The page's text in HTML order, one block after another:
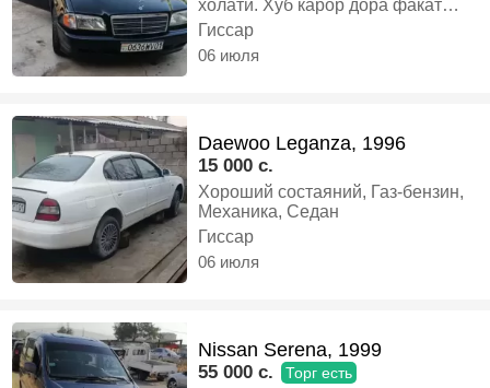
холати. Хуб карор дора факат
мегири хай мекни, Газ-бензин,
Автомат, Седан
Гиссар
06 июля
Daewoo Leganza, 1996
15 000 c.
Хороший состаяний, Газ-бензин,
Механика, Седан
Гиссар
06 июля
Nissan Serena, 1999
55 000 c. Торг есть